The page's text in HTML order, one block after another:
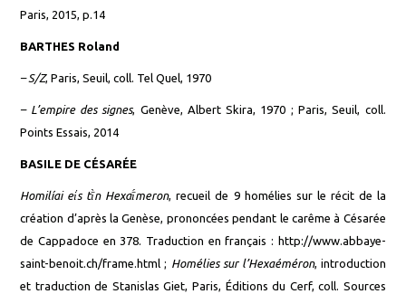
Paris, 2015, p.14
BARTHES Roland
–S/Z, Paris, Seuil, coll. Tel Quel, 1970
– L’empire des signes, Genève, Albert Skira, 1970 ; Paris, Seuil, coll.
Points Essais, 2014
BASILE DE CÉSARÉE
Homilíai ei̓s tī̀n Hexaī́meron, recueil de 9 homélies sur le récit de la
création d’après la Genèse, prononcées pendant le carême à Césarée
de Cappadoce en 378. Traduction en français : http://www.abbaye-
saint-benoit.ch/frame.html; Homélies sur l’Hexaéméron, introduction
et traduction de Stanislas Giet, Paris, Éditions du Cerf, coll. Sources